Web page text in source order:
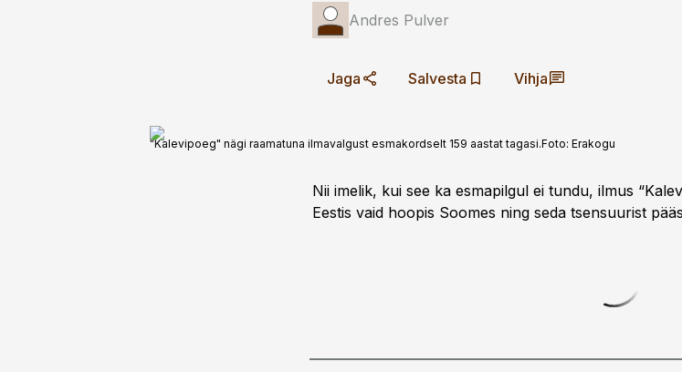
Andres Pulver
Jaga Salvesta Vihja
"Kalevipoeg" nägi raamatuna ilmavalgust esmakordselt 159 aastat tagasi.Foto: Erakogu
Nii imelik, kui see ka esmapilgul ei tundu, ilmus
Eestis vaid hoopis Soomes ning seda tsensuurist